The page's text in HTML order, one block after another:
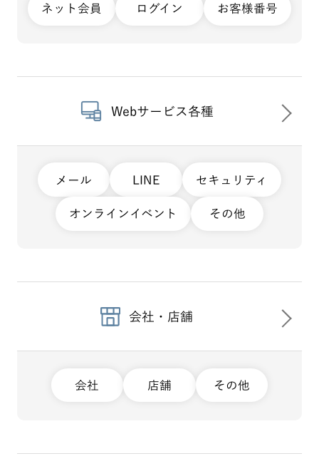
ネット会員 ログイン お客様番号
Webサービス各種
メール LINE セキュリティ
オンラインイベント その他
会社・店舗
会社 店舗 その他